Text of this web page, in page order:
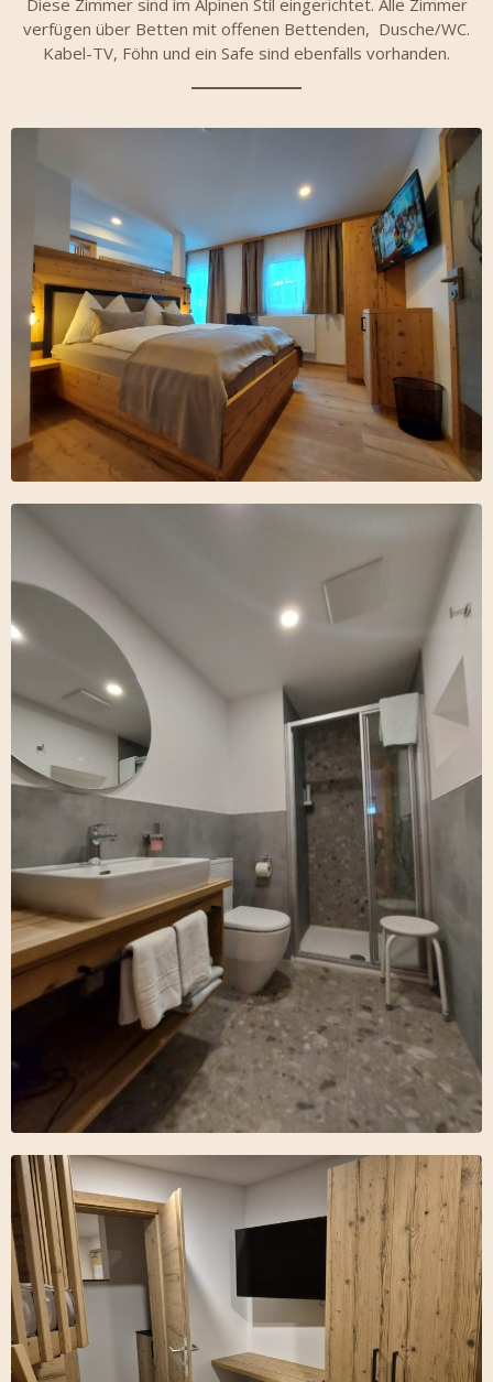
Diese Zimmer sind im Alpinen Stil eingerichtet. Alle Zimmer
verfügen über Betten mit offenen Bettenden, Dusche/WC.
Kabel-TV, Föhn und ein Safe sind ebenfalls vorhanden.